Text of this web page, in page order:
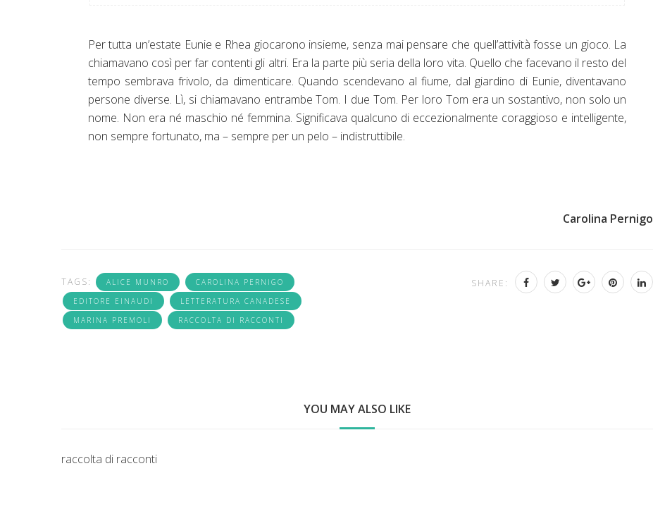
Per tutta un’estate Eunie e Rhea giocarono insieme, senza mai pensare che quell’attività fosse un gioco. La
chiamavano così per far contenti gli altri. Era la parte più seria della loro vita. Quello che facevano il resto del
tempo sembrava frivolo, da dimenticare. Quando scendevano al fiume, dal giardino di Eunie, diventavano
persone diverse. Lì, si chiamavano entrambe Tom. I due Tom. Per loro Tom era un sostantivo, non solo un
nome. Non era né maschio né femmina. Significava qualcuno di eccezionalmente coraggioso e intelligente,
non sempre fortunato, ma – sempre per un pelo – indistruttibile.
Carolina Pernigo
TAGS: ALICE MUNRO
CAROLINA PERNIGO
EDITORE EINAUDI
LETTERATURA CANADESE
MARINA PREMOLI
RACCOLTA DI RACCONTI
SHARE:
YOU MAY ALSO LIKE
raccolta di racconti